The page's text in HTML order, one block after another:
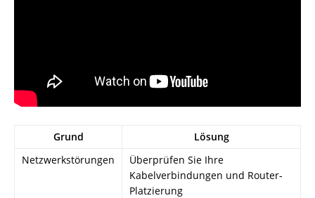
Grund
Lösung
Netzwerkstörungen
Überprüfen Sie Ihre
Kabelverbindungen und Router-
Platzierung